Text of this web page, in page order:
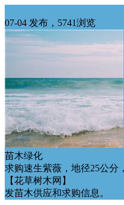
07-04 发布，5741浏览
苗木绿化
求购速生紫薇，地径25公分
【花草树木网】
发苗木供应和求购信息。